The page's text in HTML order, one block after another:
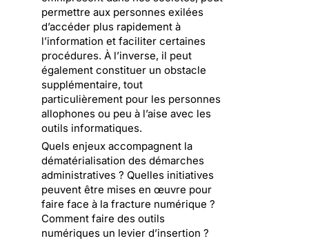
permettre aux personnes exilées
d’accéder plus rapidement à
l’information et faciliter certaines
procédures. À l’inverse, il peut
également constituer un obstacle
supplémentaire, tout
particulièrement pour les personnes
allophones ou peu à l’aise avec les
outils informatiques.
Quels enjeux accompagnent la
dématérialisation des démarches
administratives ? Quelles initiatives
peuvent être mises en œuvre pour
faire face à la fracture numérique ?
Comment faire des outils
numériques un levier d’insertion ?